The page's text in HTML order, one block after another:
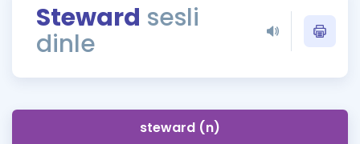
Rehberlik Aracı
ÖSYM Sınav Takvimi
Steward sesli
dinle
steward (n)